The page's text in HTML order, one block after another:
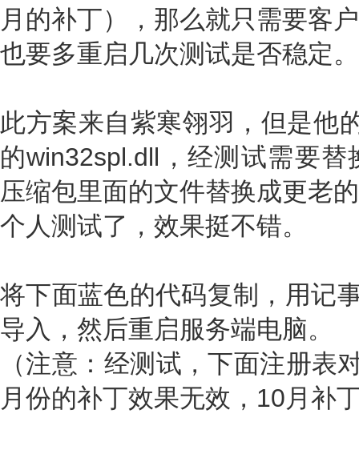
月的补丁），那么就只需要客
也要多重启几次测试是否稳定。
此方案来自紫寒翎羽，但是他
的win32spl.dll，经测试需要
压缩包里面的文件替换成更老
个人测试了，效果挺不错。
将下面蓝色的代码复制，用记
导入，然后重启服务端电脑。
（注意：经测试，下面注册表
月份的补丁效果无效，10月补